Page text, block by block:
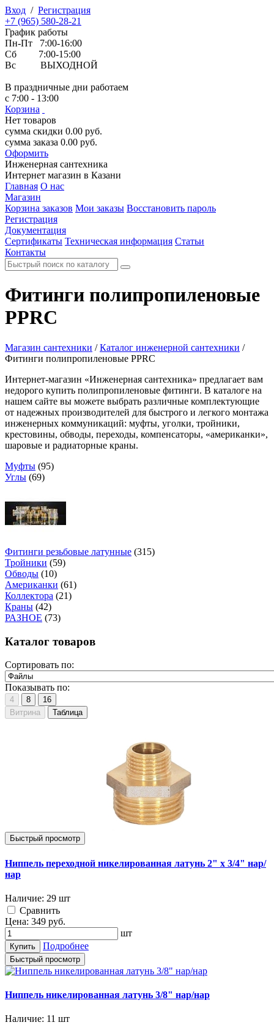
Вход / Регистрация
+7 (965) 580-28-21
График работы
Пн-Пт 7:00-16:00
Сб 7:00-15:00
Вс ВЫХОДНОЙ
В праздничные дни работаем
с 7:00 - 13:00
Корзина
Нет товаров
сумма скидки 0.00 руб.
сумма заказа 0.00 руб.
Оформить
Инженерная сантехника
Интернет магазин в Казани
Главная О нас
Магазин
Корзина заказов Мои заказы Восстановить пароль
Регистрация
Документация
Сертификаты Техническая информация Статьи
Контакты
Фитинги полипропиленовые
PPRC
Магазин сантехники / Каталог инженерной сантехники /
Фитинги полипропиленовые PPRC
Интернет-магазин «Инженерная сантехника» предлагает вам
недорого купить полипропиленовые фитинги. В каталоге на
нашем сайте вы можете выбрать различные комплектующие
от надежных производителей для быстрого и легкого монтажа
инженерных коммуникаций: муфты, уголки, тройники,
крестовины, обводы, переходы, компенсаторы, «американки»,
шаровые и радиаторные краны.
Муфты (95)
Углы (69)
Фитинги резьбовые латунные (315)
Тройники (59)
Обводы (10)
Американки (61)
Коллектора (21)
Краны (42)
РАЗНОЕ (73)
Каталог товаров
Сортировать по:
Показывать по:
4 8
16
Витрина
Таблица
Быстрый просмотр
Ниппель переходной никелированная латунь 2" х 3/4" нар/
нар
Наличие: 29 шт
Cравнить
Цена: 349 руб.
шт
Купить Подробнее
Быстрый просмотр
Ниппель никелированная латунь 3/8" нар/нар
Наличие: 11 шт